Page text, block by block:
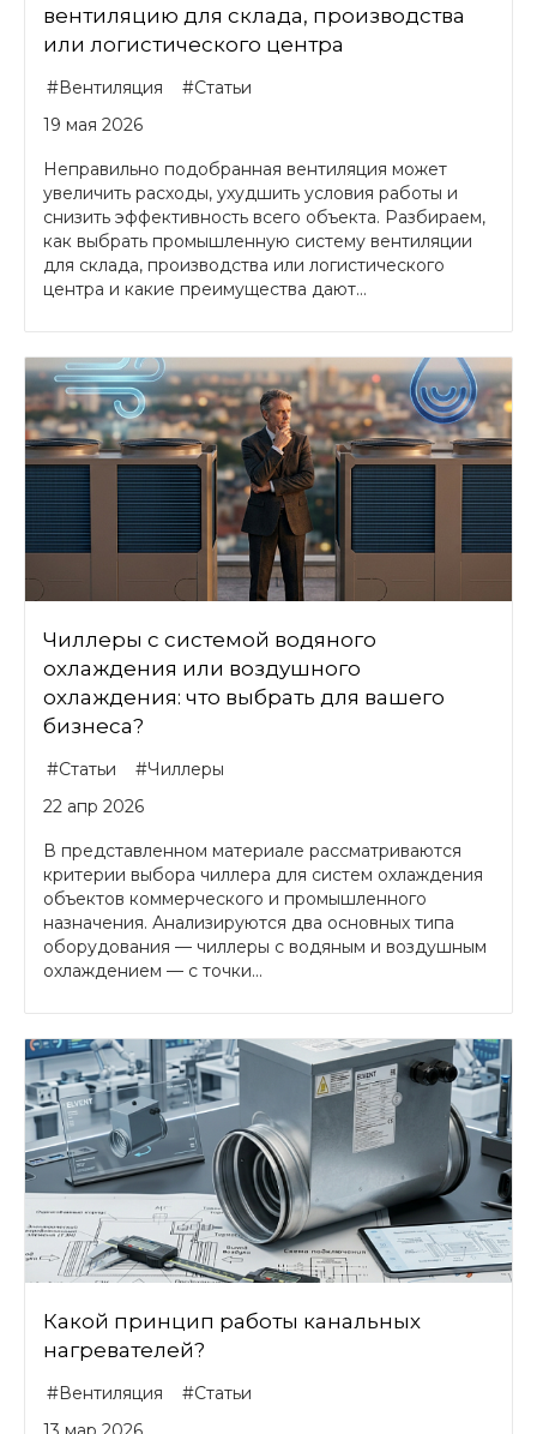
вентиляцию для склада, производства
или логистического центра
#Вентиляция
#Статьи
19 мая 2026
Неправильно подобранная вентиляция может
увеличить расходы, ухудшить условия работы и
снизить эффективность всего объекта. Разбираем,
как выбрать промышленную систему вентиляции
для склада, производства или логистического
центра и какие преимущества дают...
Чиллеры с системой водяного
охлаждения или воздушного
охлаждения: что выбрать для вашего
бизнеса?
#Статьи
#Чиллеры
22 апр 2026
В представленном материале рассматриваются
критерии выбора чиллера для систем охлаждения
объектов коммерческого и промышленного
назначения. Анализируются два основных типа
оборудования — чиллеры с водяным и воздушным
охлаждением — с точки...
Какой принцип работы канальных
нагревателей?
#Вентиляция
#Статьи